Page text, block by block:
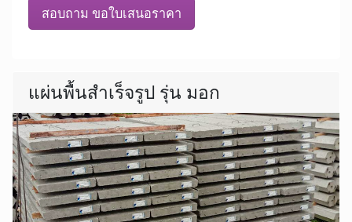
สอบถาม ขอใบเสนอราคา
แผ่นพื้นสำเร็จรูป รุ่น มอก